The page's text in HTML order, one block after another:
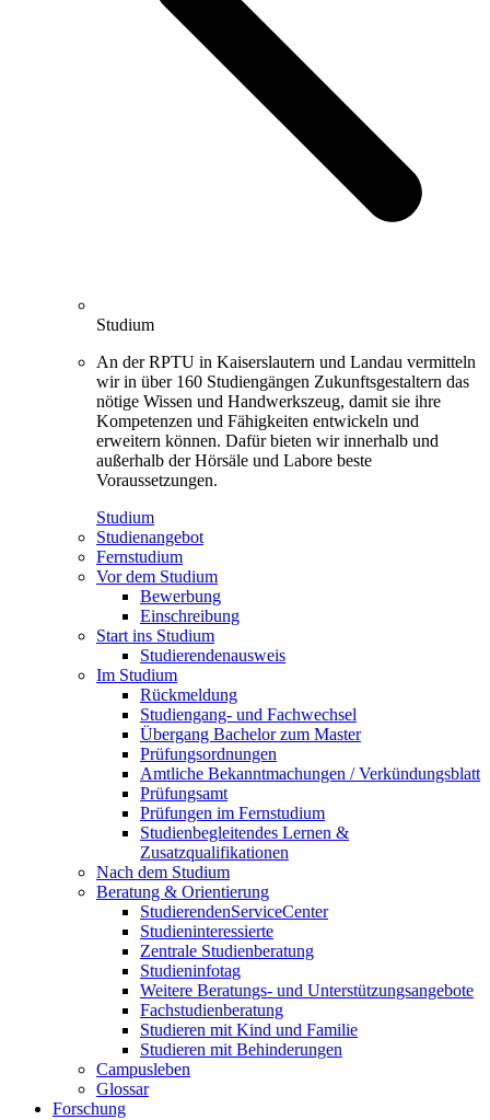
Studium
An der RPTU in Kaiserslautern und Landau vermitteln
wir in über 160 Studiengängen Zukunftsgestaltern das
nötige Wissen und Handwerkszeug, damit sie ihre
Kompetenzen und Fähigkeiten entwickeln und
erweitern können. Dafür bieten wir innerhalb und
außerhalb der Hörsäle und Labore beste
Voraussetzungen.
Studium
Studienangebot
Fernstudium
Vor dem Studium
Bewerbung
Einschreibung
Start ins Studium
Studierendenausweis
Im Studium
Rückmeldung
Studiengang- und Fachwechsel
Übergang Bachelor zum Master
Prüfungsordnungen
Amtliche Bekanntmachungen / Verkündungsblatt
Prüfungsamt
Prüfungen im Fernstudium
Studienbegleitendes Lernen &
Zusatzqualifikationen
Nach dem Studium
Beratung & Orientierung
StudierendenServiceCenter
Studieninteressierte
Zentrale Studienberatung
Studieninfotag
Weitere Beratungs- und Unterstützungsangebote
Fachstudienberatung
Studieren mit Kind und Familie
Studieren mit Behinderungen
Campusleben
Glossar
Forschung